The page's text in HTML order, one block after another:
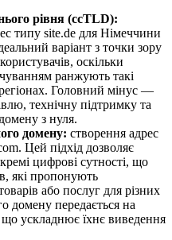
рівня (ccTLD):
типу site.de для Німеччини
варіант з точки зору
оскільки
ранжують такі
Головний мінус —
технічну підтримку та
з нуля.
домену: створення адрес
. Цей підхід дозволяє
цифрові сутності, що
які пропонують
або послуг для різних
домену передається на
ускладнює їхнє виведення